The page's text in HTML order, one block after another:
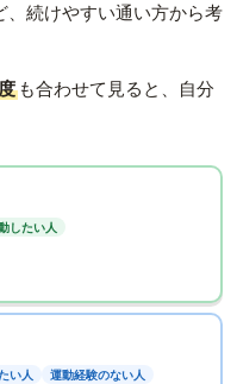
、続けやすい通い方から考
も合わせて見ると、自分
したい人
い人 運動経験のない人